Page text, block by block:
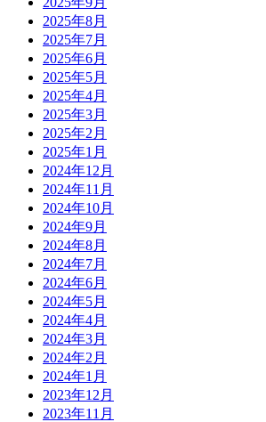
2025年8月
2025年7月
2025年6月
2025年5月
2025年4月
2025年3月
2025年2月
2025年1月
2024年12月
2024年11月
2024年10月
2024年9月
2024年8月
2024年7月
2024年6月
2024年5月
2024年4月
2024年3月
2024年2月
2024年1月
2023年12月
2023年11月